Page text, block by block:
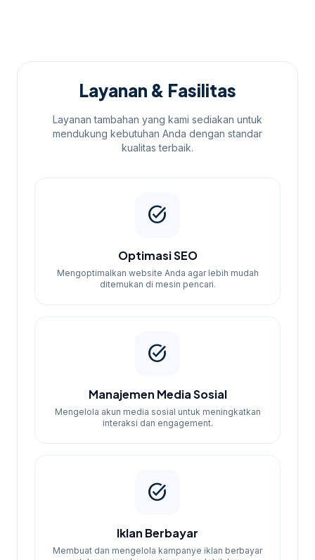
mengikuti langkah-langkah berikut:
Konsultasi gratis untuk menentukan
kebutuhan Anda.
Pilih paket yang sesuai dengan anggaran
dan tujuan bisnis.
Kami akan mulai proses sesuai dengan
Terima laporan berkala mengenai
perkembangan dan hasil.
terstruktur dan telah membantu banyak
pemasaran mereka. Dengan pendekatan
yang transparan dan hasil yang terukur,
kami berkomitmen untuk memberikan
Layanan & Fasilitas
Layanan tambahan yang kami sediakan untuk
mendukung kebutuhan Anda dengan standar
kualitas terbaik.
task_alt
Optimasi SEO
Mengoptimalkan website Anda agar lebih mudah
ditemukan di mesin pencari.
task_alt
Manajemen Media Sosial
Mengelola akun media sosial untuk meningkatkan
interaksi dan engagement.
task_alt
Iklan Berbayar
Membuat dan mengelola kampanye iklan berbayar